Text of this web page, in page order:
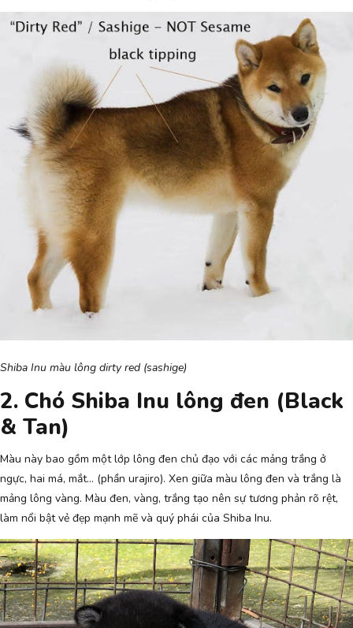
Shiba Inu màu lông dirty red (sashige)
2. Chó Shiba Inu lông đen (Black
& Tan)
Màu này bao gồm một lớp lông đen chủ đạo với các mảng trắng ở
ngực, hai má, mắt… (phần urajiro). Xen giữa màu lông đen và trắng là
mảng lông vàng. Màu đen, vàng, trắng tạo nên sự tương phản rõ rệt,
làm nổi bật vẻ đẹp mạnh mẽ và quý phái của Shiba Inu.